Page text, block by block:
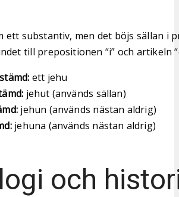
ett substantiv, men det böjs sällan i
till prepositionen “i” och artikeln
ett jehu
jehut (används sällan)
jehun (används nästan aldrig)
jehuna (används nästan aldrig)
och